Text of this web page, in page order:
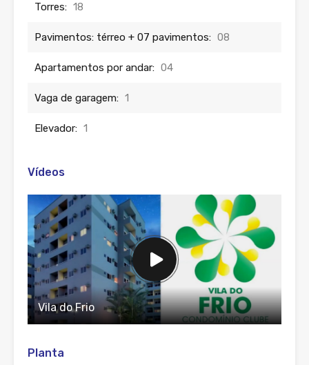
Torres: 18
Pavimentos: térreo + 07 pavimentos: 08
Apartamentos por andar: 04
Vaga de garagem: 1
Elevador: 1
Vídeos
Vila do Frio
Planta